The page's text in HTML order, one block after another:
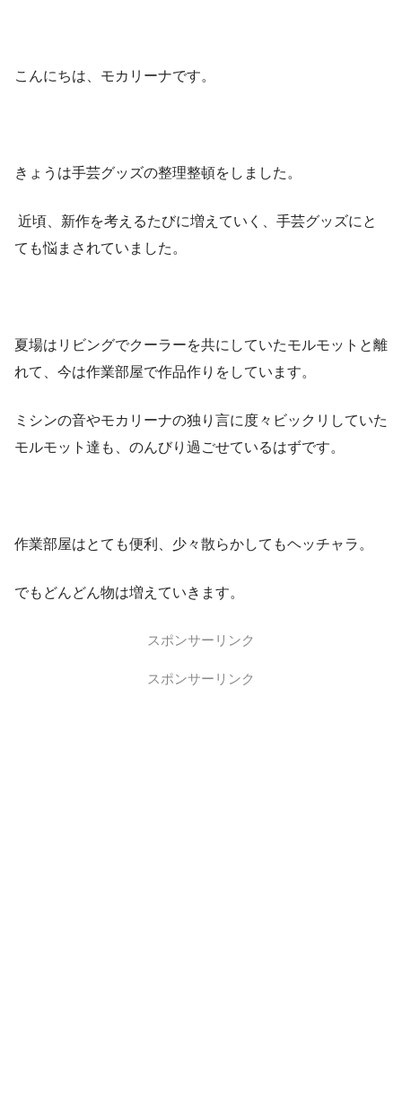
こんにちは、モカリーナです。
きょうは手芸グッズの整理整頓をしました。
近頃、新作を考えるたびに増えていく、手芸グッズにと
ても悩まされていました。
夏場はリビングでクーラーを共にしていたモルモットと離
れて、今は作業部屋で作品作りをしています。
ミシンの音やモカリーナの独り言に度々ビックリしていた
モルモット達も、のんびり過ごせているはずです。
作業部屋はとても便利、少々散らかしてもヘッチャラ。
でもどんどん物は増えていきます。
スポンサーリンク
スポンサーリンク